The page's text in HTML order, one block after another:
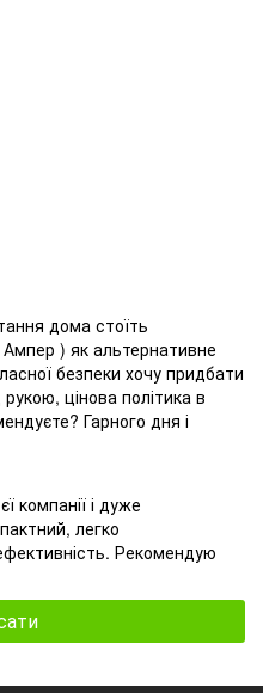
дома стоїть
) як альтернативне
безпеки хочу придбати
цінова політика в
Гарного дня і
компанії і дуже
легко
Рекомендую